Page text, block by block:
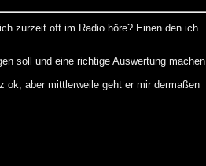
zurzeit oft im Radio höre? Einen den ich
soll und eine richtige Auswertung machen
ok, aber mittlerweile geht er mir dermaßen